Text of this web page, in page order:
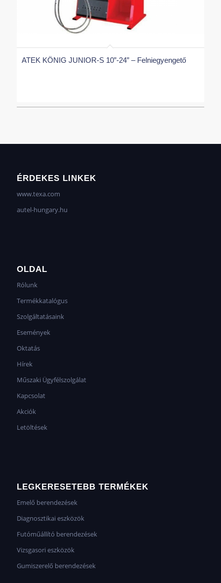
ATEK KÖNIG JUNIOR-S 10”-24” – Felniegyengető
ÉRDEKES LINKEK
www.texa.com
autel-hungary.hu
OLDAL
Rólunk
Termékkatalógus
Szolgáltatásaink
Események
Oktatás
Hírek
Műszaki Ügyfélszolgálat
Kapcsolat
Akciók
Letöltések
LEGKERESETEBB TERMÉKEK
Emelő berendezések
Diagnosztikai eszközök
Futóműállító berendezések
Vizsgasori eszközök
Gumiszerelő berendezések